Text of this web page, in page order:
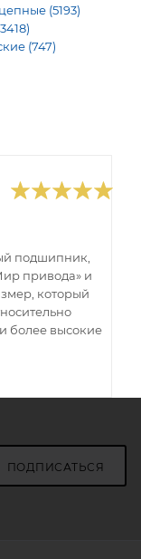
(5193)
(747)
подшипник,
привода» и
который
более высокие
ПОДПИСАТЬСЯ